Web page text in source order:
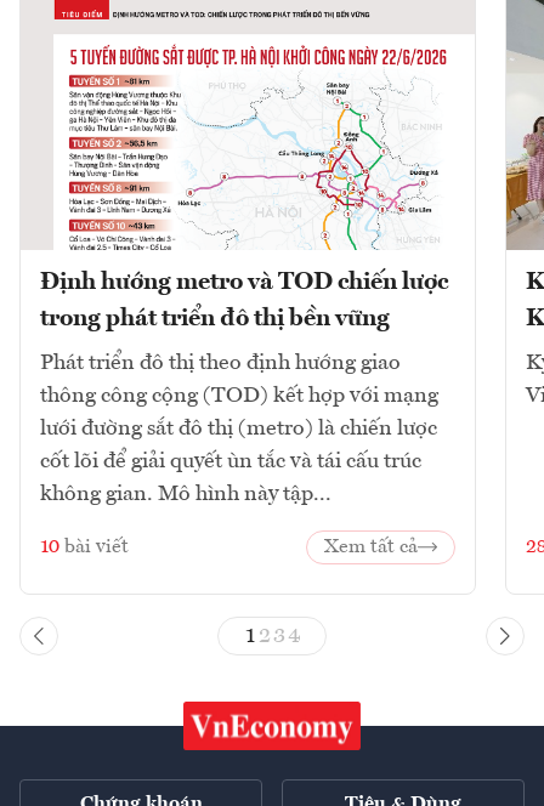
Định hướng metro và TOD chiến lược
trong phát triển đô thị bền vững
Phát triển đô thị theo định hướng giao
thông công cộng (TOD) kết hợp với mạng
lưới đường sắt đô thị (metro) là chiến lược
cốt lõi để giải quyết ùn tắc và tái cấu trúc
không gian. Mô hình này tập...
10 bài viết Xem tất cả
1 23 4